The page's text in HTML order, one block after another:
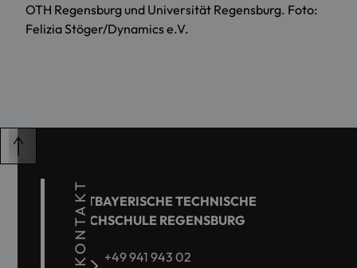
OTH Regensburg und Universität Regensburg. Foto:
Felizia Stöger/Dynamics e.V.
KONTAKT
OSTBAYERISCHE TECHNISCHE
HOCHSCHULE REGENSBURG
+49 941 943 02